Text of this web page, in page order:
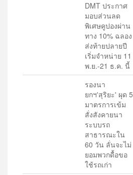
DMT ประกาศ
มอบส่วนลด
พิเศษคูปองผ่าน
ทาง 10% ฉลอง
ส่งท้ายปลายปี
เริ่มจำหน่าย 11
พ.ย.-21 ธ.ค. นี้
รองนา
ยกฯ'สุริยะ' ผุด 5
มาตรการเข้ม
สั่งสังคายนา
ระบบรถ
สาธารณะใน
60 วัน ลั่นจะไม่
ยอมพวกดื้อขอ
ใช้รถเก่า